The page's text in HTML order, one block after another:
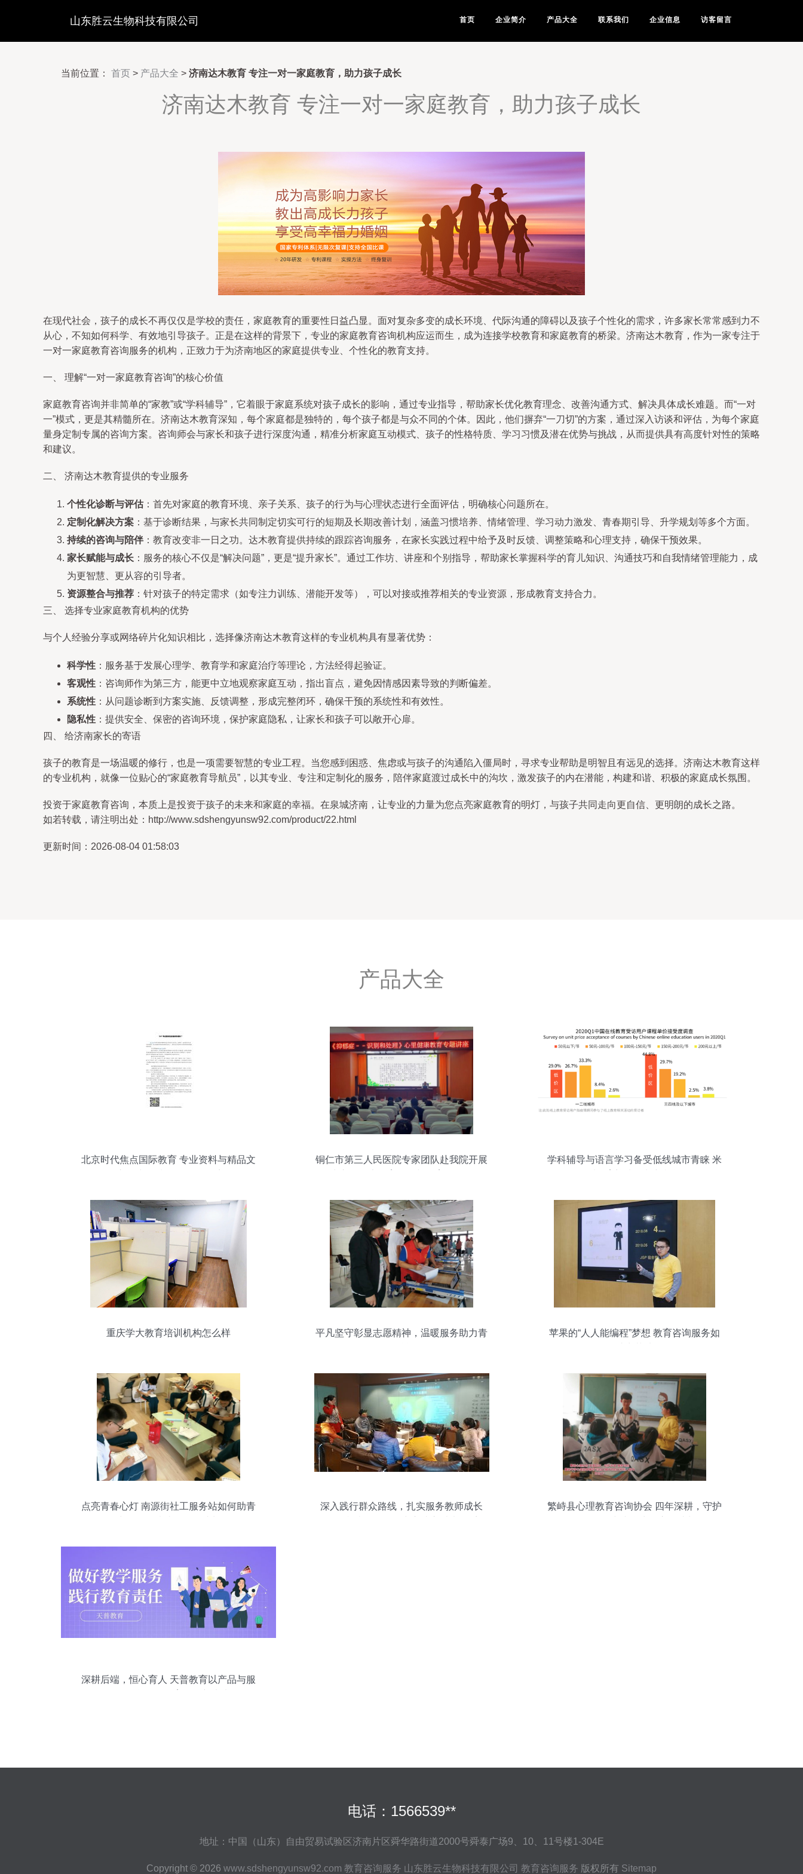
山东胜云生物科技有限公司 首页 企业简介 产品大全 联系我们 企业信息 访客留言
当前位置： 首页 > 产品大全 > 济南达木教育 专注一对一家庭教育，助力孩子成长
济南达木教育 专注一对一家庭教育，助力孩子成长
在现代社会，孩子的成长不再仅仅是学校的责任，家庭教育的重要性日益凸显。面对复杂多变的成长环境、代际沟通的障碍以及孩子个性化的需求，许多家长常常感到力不
从心，不知如何科学、有效地引导孩子。正是在这样的背景下，专业的家庭教育咨询机构应运而生，成为连接学校教育和家庭教育的桥梁。济南达木教育，作为一家专注于
一对一家庭教育咨询服务的机构，正致力于为济南地区的家庭提供专业、个性化的教育支持。
一、 理解“一对一家庭教育咨询”的核心价值
家庭教育咨询并非简单的“家教”或“学科辅导”，它着眼于家庭系统对孩子成长的影响，通过专业指导，帮助家长优化教育理念、改善沟通方式、解决具体成长难题。而“一对
一”模式，更是其精髓所在。济南达木教育深知，每个家庭都是独特的，每个孩子都是与众不同的个体。因此，他们摒弃“一刀切”的方案，通过深入访谈和评估，为每个家庭
量身定制专属的咨询方案。咨询师会与家长和孩子进行深度沟通，精准分析家庭互动模式、孩子的性格特质、学习习惯及潜在优势与挑战，从而提供具有高度针对性的策略
和建议。
二、 济南达木教育提供的专业服务
个性化诊断与评估：首先对家庭的教育环境、亲子关系、孩子的行为与心理状态进行全面评估，明确核心问题所在。
定制化解决方案 ：基于诊断结果，与家长共同制定切实可行的短期及长期改善计划，涵盖习惯培养、情绪管理、学习动力激发、青春期引导、升学规划等多个方面。
持续的咨询与陪伴 ：教育改变非一日之功。达木教育提供持续的跟踪咨询服务，在家长实践过程中给予及时反馈、调整策略和心理支持，确保干预效果。
家长赋能与成长 ：服务的核心不仅是“解决问题”，更是“提升家长”。通过工作坊、讲座和个别指导，帮助家长掌握科学的育儿知识、沟通技巧和自我情绪管理能力，成
为更智慧、更从容的引导者。
资源整合与推荐 ：针对孩子的特定需求（如专注力训练、潜能开发等），可以对接或推荐相关的专业资源，形成教育支持合力。
三、 选择专业家庭教育机构的优势
与个人经验分享或网络碎片化知识相比，选择像济南达木教育这样的专业机构具有显著优势：
科学性 ：服务基于发展心理学、教育学和家庭治疗等理论，方法经得起验证。
客观性 ：咨询师作为第三方，能更中立地观察家庭互动，指出盲点，避免因情感因素导致的判断偏差。
系统性 ：从问题诊断到方案实施、反馈调整，形成完整闭环，确保干预的系统性和有效性。
隐私性 ：提供安全、保密的咨询环境，保护家庭隐私，让家长和孩子可以敞开心扉。
四、 给济南家长的寄语
孩子的教育是一场温暖的修行，也是一项需要智慧的专业工程。当您感到困惑、焦虑或与孩子的沟通陷入僵局时，寻求专业帮助是明智且有远见的选择。济南达木教育这样
的专业机构，就像一位贴心的“家庭教育导航员”，以其专业、专注和定制化的服务，陪伴家庭渡过成长中的沟坎，激发孩子的内在潜能，构建和谐、积极的家庭成长氛围。
投资于家庭教育咨询，本质上是投资于孩子的未来和家庭的幸福。在泉城济南，让专业的力量为您点亮家庭教育的明灯，与孩子共同走向更自信、更明朗的成长之路。
如若转载，请注明出处：http://www.sdshengyunsw92.com/product/22.html
更新时间：2026-08-04 01:58:03
产品大全
北京时代焦点国际教育 专业资料与精品文
铜仁市第三人民医院专家团队赴我院开展
学科辅导与语言学习备受低线城市青睐 米
重庆学大教育培训机构怎么样
平凡坚守彰显志愿精神，温暖服务助力青
苹果的“人人能编程”梦想 教育咨询服务如
点亮青春心灯 南源街社工服务站如何助青
深入践行群众路线，扎实服务教师成长
繁峙县心理教育咨询协会 四年深耕，守护
深耕后端，恒心育人 天普教育以产品与服
电话：1566539**
地址：中国（山东）自由贸易试验区济南片区舜华路街道2000号舜泰广场9、10、11号楼1-304E
Copyright © 2026 www.sdshengyunsw92.com 教育咨询服务 山东胜云生物科技有限公司 教育咨询服务 版权所有 Sitemap